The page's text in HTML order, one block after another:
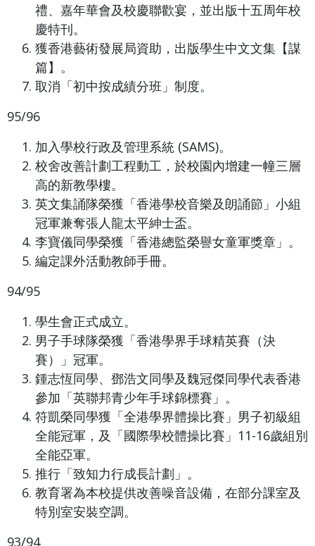
禮、嘉年華會及校慶聯歡宴，並出版十五周年校
慶特刊。
獲香港藝術發展局資助，出版學生中文文集【謀
篇】。
取消「初中按成績分班」制度。
95/96
加入學校行政及管理系統 (SAMS)。
校舍改善計劃工程動工，於校園內增建一幢三層
高的新教學樓。
英文集誦隊榮獲「香港學校音樂及朗誦節」小組
冠軍兼奪張人龍太平紳士盃。
李寶儀同學榮獲「香港總監榮譽女童軍獎章」。
編定課外活動教師手冊。
94/95
學生會正式成立。
男子手球隊榮獲「香港學界手球精英賽（決
賽）」冠軍。
鍾志恆同學、鄧浩文同學及魏冠傑同學代表香港
參加「英聯邦青少年手球錦標賽」。
符凱榮同學獲「全港學界體操比賽」男子初級組
全能冠軍，及「國際學校體操比賽」11-16歲組別
全能亞軍。
推行「致知力行成長計劃」。
教育署為本校提供改善噪音設備，在部分課室及
特別室安裝空調。
93/94